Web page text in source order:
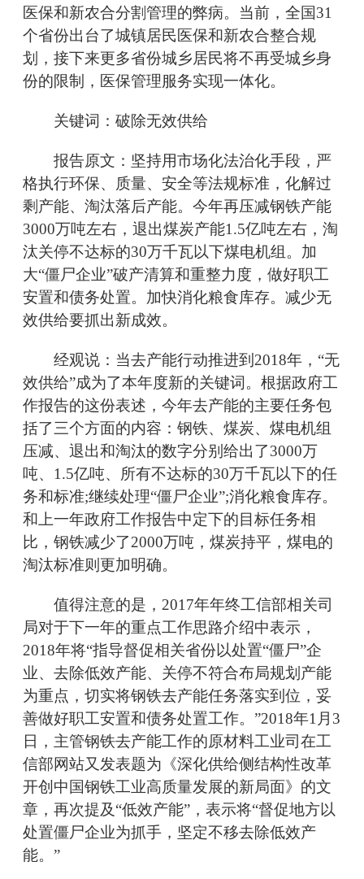
医保和新农合分割管理的弊病。当前，全国31
个省份出台了城镇居民医保和新农合整合规
划，接下来更多省份城乡居民将不再受城乡身
份的限制，医保管理服务实现一体化。
关键词：破除无效供给
报告原文：坚持用市场化法治化手段，严
格执行环保、质量、安全等法规标准，化解过
剩产能、淘汰落后产能。今年再压减钢铁产能
3000万吨左右，退出煤炭产能1.5亿吨左右，淘
汰关停不达标的30万千瓦以下煤电机组。加
大“僵尸企业”破产清算和重整力度，做好职工
安置和债务处置。加快消化粮食库存。减少无
效供给要抓出新成效。
经观说：当去产能行动推进到2018年，“无
效供给”成为了本年度新的关键词。根据政府工
作报告的这份表述，今年去产能的主要任务包
括了三个方面的内容：钢铁、煤炭、煤电机组
压减、退出和淘汰的数字分别给出了3000万
吨、1.5亿吨、所有不达标的30万千瓦以下的任
务和标准;继续处理“僵尸企业”;消化粮食库存。
和上一年政府工作报告中定下的目标任务相
比，钢铁减少了2000万吨，煤炭持平，煤电的
淘汰标准则更加明确。
值得注意的是，2017年年终工信部相关司
局对于下一年的重点工作思路介绍中表示，
2018年将“指导督促相关省份以处置“僵尸”企
业、去除低效产能、关停不符合布局规划产能
为重点，切实将钢铁去产能任务落实到位，妥
善做好职工安置和债务处置工作。”2018年1月3
日，主管钢铁去产能工作的原材料工业司在工
信部网站又发表题为《深化供给侧结构性改革
开创中国钢铁工业高质量发展的新局面》的文
章，再次提及“低效产能”，表示将“督促地方以
处置僵尸企业为抓手，坚定不移去除低效产
能。”